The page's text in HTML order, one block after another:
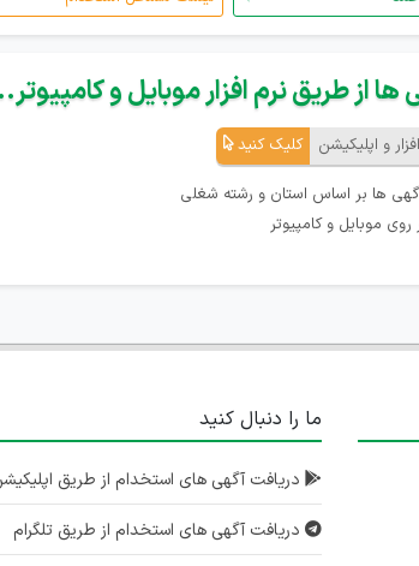
ها از طریق نرم افزار موبایل و
و اپلیکیشن کلیک کنید
ها بر اساس استان و رشته شغلی
موبایل و کامپیوتر
ما را دنبال کنید
دریافت آگهی های استخدام از طریق
دریافت آگهی های استخدام از طریق تلگرام